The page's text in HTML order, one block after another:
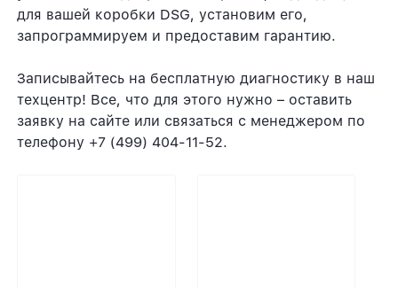
для вашей коробки DSG, установим его,
запрограммируем и предоставим гарантию.
Записывайтесь на бесплатную диагностику в наш
техцентр! Все, что для этого нужно – оставить
заявку на сайте или связаться с менеджером по
телефону +7 (499) 404-11-52.